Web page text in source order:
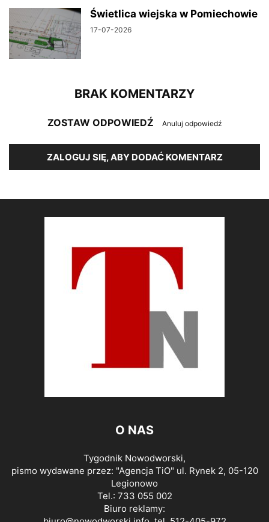
Świetlica wiejska w Pomiechowie
17-07-2026
BRAK KOMENTARZY
ZOSTAW ODPOWIEDŹ Anuluj odpowiedź
ZALOGUJ SIĘ, ABY DODAĆ KOMENTARZ
O NAS
Tygodnik Nowodworski,
pismo wydawane przez: "Agencja TiO" ul. Rynek 2, 05-120
Legionowo
Tel.: 733 055 002
Biuro reklamy: